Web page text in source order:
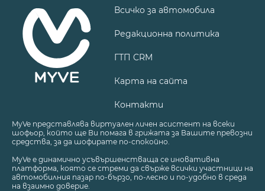
Всичко за автомобила
Редакционна политика
ГТП CRM
Карта на сайта
Контакти
MyVe представлява виртуален личен асистент на всеки
шофьор, който ще Ви помага в грижата за Вашите превозни
средства, за да шофирате по-спокойно.
MyVe е динамично усъвършенстваща се иновативна
платформа, която се стреми да свърже всички участници на
автомобилния пазар по-бързо, по-лесно и по-удобно в среда
на взаимно доверие.